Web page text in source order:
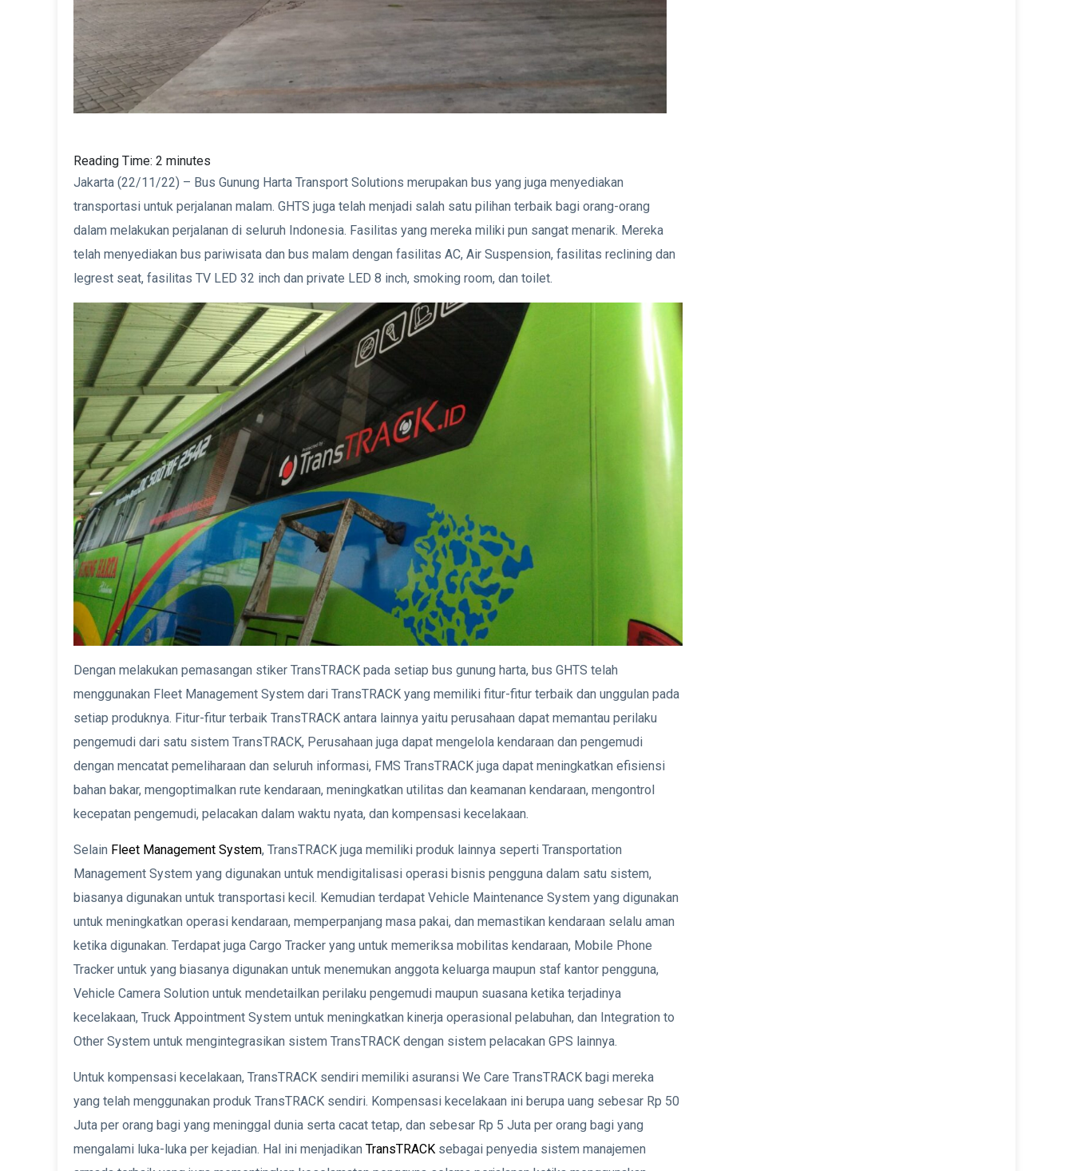
Reading Time: 2 minutes
Jakarta (22/11/22) – Bus Gunung Harta Transport Solutions merupakan bus yang juga menyediakan
transportasi untuk perjalanan malam. GHTS juga telah menjadi salah satu pilihan terbaik bagi orang-orang
dalam melakukan perjalanan di seluruh Indonesia. Fasilitas yang mereka miliki pun sangat menarik. Mereka
telah menyediakan bus pariwisata dan bus malam dengan fasilitas AC, Air Suspension, fasilitas reclining dan
legrest seat, fasilitas TV LED 32 inch dan private LED 8 inch, smoking room, dan toilet.
Dengan melakukan pemasangan stiker TransTRACK pada setiap bus gunung harta, bus GHTS telah
menggunakan Fleet Management System dari TransTRACK yang memiliki fitur-fitur terbaik dan unggulan pada
setiap produknya. Fitur-fitur terbaik TransTRACK antara lainnya yaitu perusahaan dapat memantau perilaku
pengemudi dari satu sistem TransTRACK, Perusahaan juga dapat mengelola kendaraan dan pengemudi
dengan mencatat pemeliharaan dan seluruh informasi, FMS TransTRACK juga dapat meningkatkan efisiensi
bahan bakar, mengoptimalkan rute kendaraan, meningkatkan utilitas dan keamanan kendaraan, mengontrol
kecepatan pengemudi, pelacakan dalam waktu nyata, dan kompensasi kecelakaan.
Selain Fleet Management System, TransTRACK juga memiliki produk lainnya seperti Transportation
Management System yang digunakan untuk mendigitalisasi operasi bisnis pengguna dalam satu sistem,
biasanya digunakan untuk transportasi kecil. Kemudian terdapat Vehicle Maintenance System yang digunakan
untuk meningkatkan operasi kendaraan, memperpanjang masa pakai, dan memastikan kendaraan selalu aman
ketika digunakan. Terdapat juga Cargo Tracker yang untuk memeriksa mobilitas kendaraan, Mobile Phone
Tracker untuk yang biasanya digunakan untuk menemukan anggota keluarga maupun staf kantor pengguna,
Vehicle Camera Solution untuk mendetailkan perilaku pengemudi maupun suasana ketika terjadinya
kecelakaan, Truck Appointment System untuk meningkatkan kinerja operasional pelabuhan, dan Integration to
Other System untuk mengintegrasikan sistem TransTRACK dengan sistem pelacakan GPS lainnya.
Untuk kompensasi kecelakaan, TransTRACK sendiri memiliki asuransi We Care TransTRACK bagi mereka
yang telah menggunakan produk TransTRACK sendiri. Kompensasi kecelakaan ini berupa uang sebesar Rp 50
Juta per orang bagi yang meninggal dunia serta cacat tetap, dan sebesar Rp 5 Juta per orang bagi yang
mengalami luka-luka per kejadian. Hal ini menjadikan TransTRACK sebagai penyedia sistem manajemen